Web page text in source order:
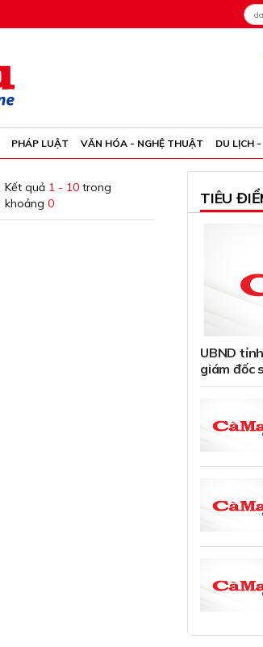
PHÁP LUẬT VĂN HÓA - NGHỆ THUẬT DU LỊCH
Kết quả 1 - 10trong
khoảng 0 TIÊU
UBND
giám đốc